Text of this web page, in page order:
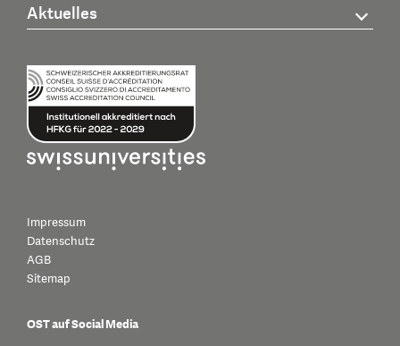
Aktuelles
Impressum
Datenschutz
AGB
Sitemap
OST auf Social Media